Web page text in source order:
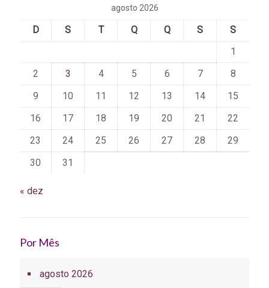
agosto 2026
D S T Q Q S
S
1
2
3 4 5 6 7
8
9
10 11 12 13 14
15
16
17 18 19 20 21
22
23
24 25 26 27 28
29
30
31
« dez
Por Mês
agosto 2026